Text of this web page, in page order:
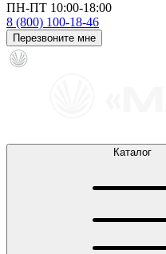
ПН-ПТ 10:00-18:00
8 (800) 100-18-46
Перезвоните мне
Каталог